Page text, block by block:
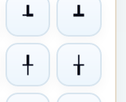
┺ ┻
╀ ╁